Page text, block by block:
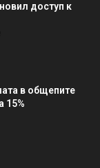
доступ к
в общепите
15%